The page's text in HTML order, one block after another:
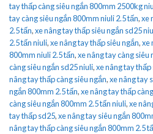
tay thấp càng siêu ngắn 800mm 2500kg
tay càng siêu ngắn 800mm niuli 2.5 tấn,xe
2.5 tấn,xe nâng tay thấp siêu ngắn sd25
2.5 tấn niuli,xe nâng tay thấp siêu ngắn,xe
800mm niuli 2.5 tấn,xe nâng tay càng siêu
càng siêu ngắn sd25 niuli,xe nâng tay
nâng tay thấp càng siêu ngắn,xe nâng tay
ngắn 800mm 2.5 tấn,xe nâng tay thấp
càng siêu ngắn 800mm 2.5 tấn niuli,xe
tay thấp sd25,xe nâng tay siêu ngắn
nâng tay thấp càng siêu ngắn 800mm 2.5